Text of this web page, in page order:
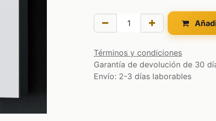
Términos y condiciones
Garantía de devolución de 30
Envío: 2-3 días laborables